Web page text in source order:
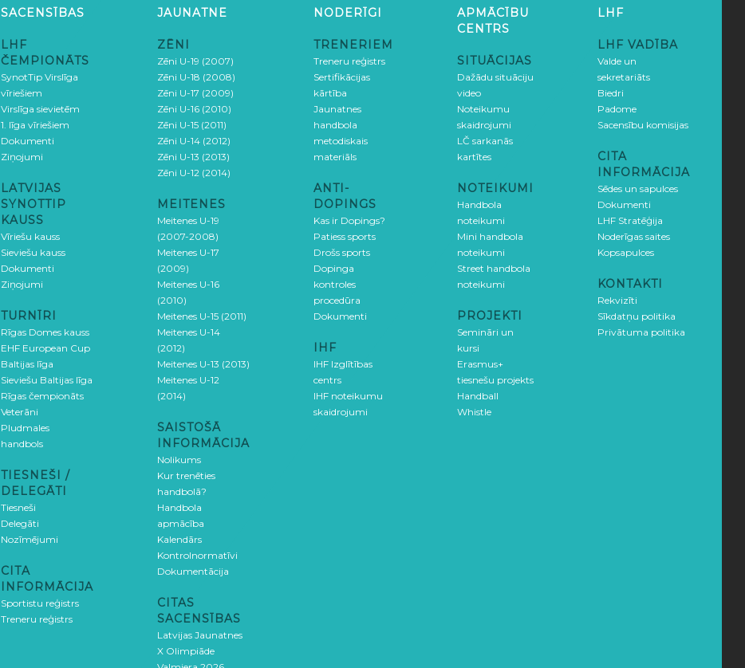
SACENSĪBAS
LHF
ČEMPIONĀTS
SynotTip Virslīga
vīriešiem
Virslīga sievietēm
1. līga vīriešiem
Dokumenti
Ziņojumi
LATVIJAS
SYNOTTIP
KAUSS
Vīriešu kauss
Sieviešu kauss
Dokumenti
Ziņojumi
TURNĪRI
Rīgas Domes kauss
EHF European Cup
Baltijas līga
Sieviešu Baltijas līga
Rīgas čempionāts
Veterāni
Pludmales
handbols
TIESNEŠI /
DELEGĀTI
Tiesneši
Delegāti
Nozīmējumi
CITA
INFORMĀCIJA
Sportistu reģistrs
Treneru reģistrs
JAUNATNE
ZĒNI
Zēni U-19 (2007)
Zēni U-18 (2008)
Zēni U-17 (2009)
Zēni U-16 (2010)
Zēni U-15 (2011)
Zēni U-14 (2012)
Zēni U-13 (2013)
Zēni U-12 (2014)
MEITENES
Meitenes U-19
(2007-2008)
Meitenes U-17
(2009)
Meitenes U-16
(2010)
Meitenes U-15 (2011)
Meitenes U-14
(2012)
Meitenes U-13 (2013)
Meitenes U-12
(2014)
SAISTOŠĀ
INFORMĀCIJA
Nolikums
Kur trenēties
handbolā?
Handbola
apmācība
Kalendārs
Kontrolnormatīvi
Dokumentācija
CITAS
SACENSĪBAS
Latvijas Jaunatnes
X Olimpiāde
NODERĪGI
TRENERIEM
Treneru reģistrs
Sertifikācijas
kārtība
Jaunatnes
handbola
metodiskais
materiāls
ANTI-
DOPINGS
Kas ir Dopings?
Patiess sports
Drošs sports
Dopinga
kontroles
procedūra
Dokumenti
IHF
IHF Izglītības
centrs
IHF noteikumu
skaidrojumi
APMĀCĪBU
CENTRS
SITUĀCIJAS
Dažādu situāciju
video
Noteikumu
skaidrojumi
LČ sarkanās
kartītes
NOTEIKUMI
Handbola
noteikumi
Mini handbola
noteikumi
Street handbola
noteikumi
PROJEKTI
Semināri un
kursi
Erasmus+
tiesnešu projekts
Handball
Whistle
LHF
LHF VADĪBA
Valde un
sekretariāts
Biedri
Padome
Sacensību komisijas
CITA
INFORMĀCIJA
Sēdes un sapulces
Dokumenti
LHF Stratēģija
Noderīgas saites
Kopsapulces
KONTAKTI
Rekvizīti
Sīkdatņu politika
Privātuma politika